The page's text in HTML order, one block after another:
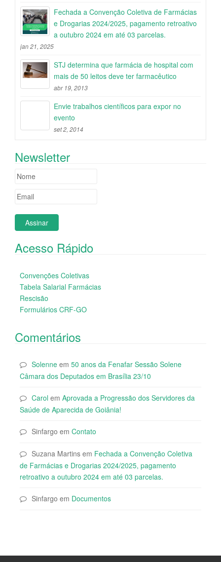
Fechada a Convenção Coletiva de Farmácias
e Drogarias 2024/2025, pagamento retroativo
a outubro 2024 em até 03 parcelas.
jan 21, 2025
STJ determina que farmácia de hospital com
mais de 50 leitos deve ter farmacêutico
abr 19, 2013
Envie trabalhos científicos para expor no
evento
set 2, 2014
Newsletter
Acesso Rápido
Convenções Coletivas
Tabela Salarial Farmácias
Rescisão
Formulários CRF-GO
Comentários
Solenne em 50 anos da Fenafar Sessão Solene
Câmara dos Deputados em Brasília 23/10
Carol em Aprovada a Progressão dos Servidores da
Saúde de Aparecida de Goiânia!
Sinfargo em Contato
Suzana Martins em Fechada a Convenção Coletiva
de Farmácias e Drogarias 2024/2025, pagamento
retroativo a outubro 2024 em até 03 parcelas.
Sinfargo em Documentos